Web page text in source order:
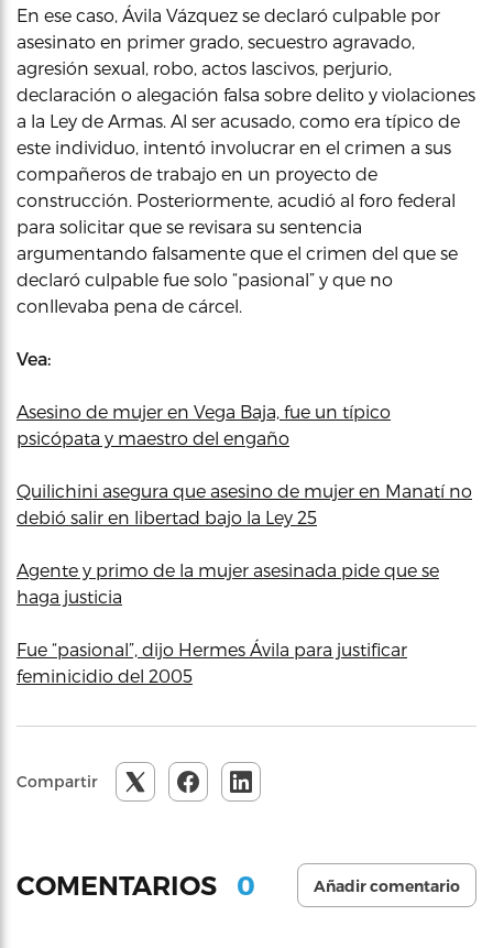
En ese caso, Ávila Vázquez se declaró culpable por
asesinato en primer grado, secuestro agravado,
agresión sexual, robo, actos lascivos, perjurio,
declaración o alegación falsa sobre delito y violaciones
a la Ley de Armas. Al ser acusado, como era típico de
este individuo, intentó involucrar en el crimen a sus
compañeros de trabajo en un proyecto de
construcción. Posteriormente, acudió al foro federal
para solicitar que se revisara su sentencia
argumentando falsamente que el crimen del que se
declaró culpable fue solo “pasional” y que no
conllevaba pena de cárcel.
Vea:
Asesino de mujer en Vega Baja, fue un típico
psicópata y maestro del engaño
Quilichini asegura que asesino de mujer en Manatí no
debió salir en libertad bajo la Ley 25
Agente y primo de la mujer asesinada pide que se
haga justicia
Fue “pasional”, dijo Hermes Ávila para justificar
feminicidio del 2005
Compartir
COMENTARIOS 0 Añadir comentario